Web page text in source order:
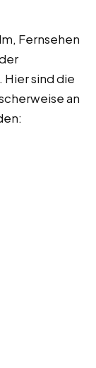
Fernsehen
Hier sind die
an